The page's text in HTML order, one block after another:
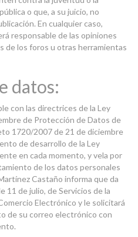
o que, a su juicio, no
En cualquier caso,
responsable de las opiniones
de los foros u otras herramientas
datos:
con las directrices de la Ley
de Protección de Datos de
1720/2007 de 21 de diciembre
de desarrollo de la Ley
en cada momento, y vela por
de los datos personales
Castaño informa que da
11 de julio, de Servicios de la
Electrónico y le solicitará
de su correo electrónico con